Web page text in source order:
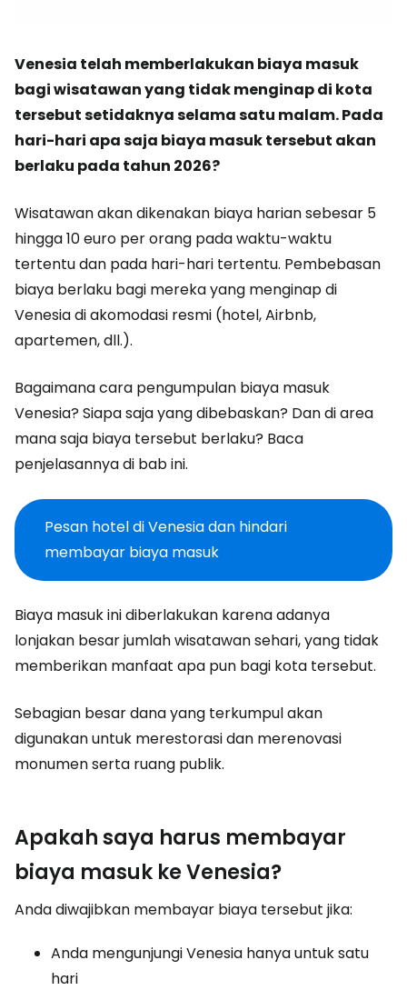
Venesia telah memberlakukan biaya masuk
bagi wisatawan yang tidak menginap di kota
tersebut setidaknya selama satu malam. Pada
hari-hari apa saja biaya masuk tersebut akan
berlaku pada tahun 2026?
Wisatawan akan dikenakan biaya harian sebesar 5
hingga 10 euro per orang pada waktu-waktu
tertentu dan pada hari-hari tertentu. Pembebasan
biaya berlaku bagi mereka yang menginap di
Venesia di akomodasi resmi (hotel, Airbnb,
apartemen, dll.).
Bagaimana cara pengumpulan biaya masuk
Venesia? Siapa saja yang dibebaskan? Dan di area
mana saja biaya tersebut berlaku? Baca
penjelasannya di bab ini.
Pesan hotel di Venesia dan hindari
membayar biaya masuk
Biaya masuk ini diberlakukan karena adanya
lonjakan besar jumlah wisatawan sehari, yang tidak
memberikan manfaat apa pun bagi kota tersebut.
Sebagian besar dana yang terkumpul akan
digunakan untuk merestorasi dan merenovasi
monumen serta ruang publik.
Apakah saya harus membayar
biaya masuk ke Venesia?
Anda diwajibkan membayar biaya tersebut jika:
Anda mengunjungi Venesia hanya untuk satu
hari